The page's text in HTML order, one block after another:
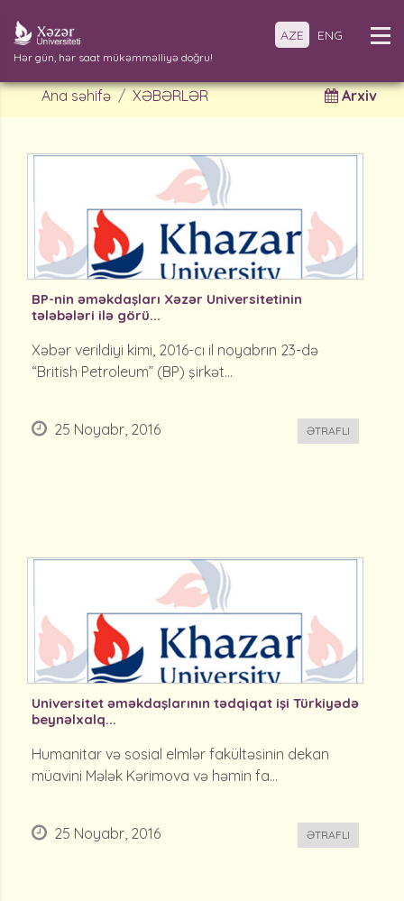
Hər gün, hər saat mükəmməlliyə doğru!
AZE ENG
Ana səhifə XƏBƏRLƏR Arxiv
BP-nin əməkdaşları Xəzər Universitetinin
tələbələri ilə görü...
Xəbər verildiyi kimi, 2016-cı il noyabrın 23-də
“British Petroleum” (BP) şirkət...
25 Noyabr, 2016 ƏTRAFLI
Universitet əməkdaşlarının tədqiqat işi Türkiyədə
beynəlxalq...
Humanitar və sosial elmlər fakültəsinin dekan
müavini Mələk Kərimova və həmin fa...
25 Noyabr, 2016 ƏTRAFLI